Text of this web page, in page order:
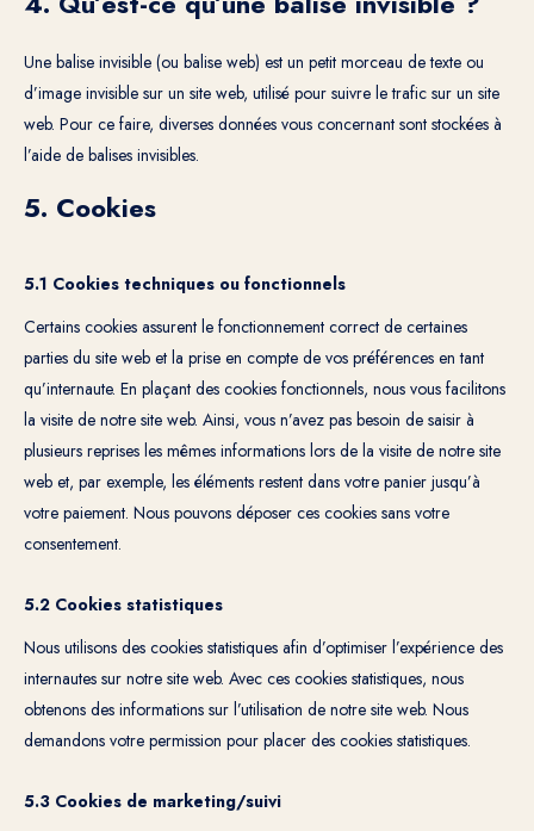
Une balise invisible (ou balise web) est un petit morceau de texte ou
d’image invisible sur un site web, utilisé pour suivre le trafic sur un site
web. Pour ce faire, diverses données vous concernant sont stockées à
l’aide de balises invisibles.
5. Cookies
5.1 Cookies techniques ou fonctionnels
Certains cookies assurent le fonctionnement correct de certaines
parties du site web et la prise en compte de vos préférences en tant
qu’internaute. En plaçant des cookies fonctionnels, nous vous facilitons
la visite de notre site web. Ainsi, vous n’avez pas besoin de saisir à
plusieurs reprises les mêmes informations lors de la visite de notre site
web et, par exemple, les éléments restent dans votre panier jusqu’à
votre paiement. Nous pouvons déposer ces cookies sans votre
consentement.
5.2 Cookies statistiques
Nous utilisons des cookies statistiques afin d’optimiser l’expérience des
internautes sur notre site web. Avec ces cookies statistiques, nous
obtenons des informations sur l’utilisation de notre site web. Nous
demandons votre permission pour placer des cookies statistiques.
5.3 Cookies de marketing/suivi